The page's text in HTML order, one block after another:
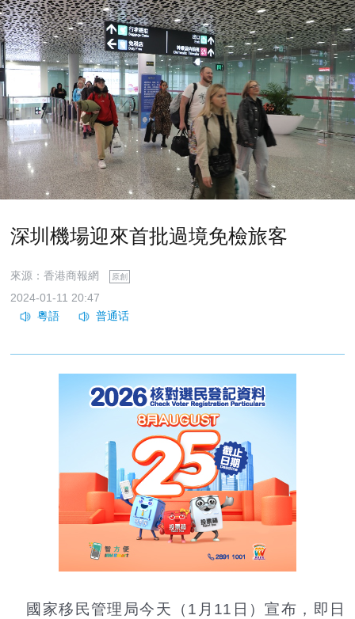
深圳機場迎來首批過境免檢旅客
來源：香港商報網 原創
2024-01-11 20:47
國家移民管理局今天（1月11日）宣布，即日